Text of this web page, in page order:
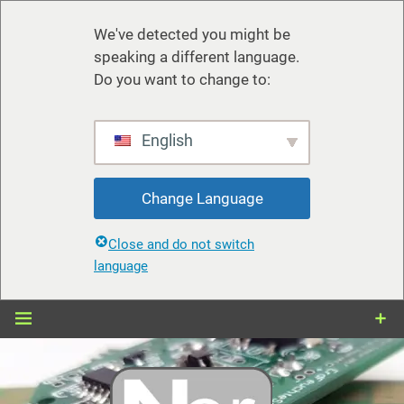
We've detected you might be
speaking a different language.
Do you want to change to:
English
Change Language
Close and do not switch
language
Zum